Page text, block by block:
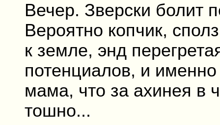
Вечер. Зверски болит
Вероятно копчик,
к земле, энд
потенциалов, и именно
мама, что за ахинея в
тошно...